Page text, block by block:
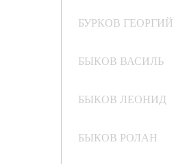
БУРКОВ ГЕОРГИЙ
БЫКОВ ВАСИЛЬ
БЫКОВ ЛЕОНИД
БЫКОВ РОЛАН